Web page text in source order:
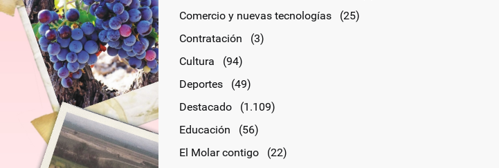
Comercio y nuevas tecnologías
(25)
Contratación
(3)
Cultura
(94)
Deportes
(49)
Destacado
(1.109)
Educación
(56)
El Molar contigo
(22)